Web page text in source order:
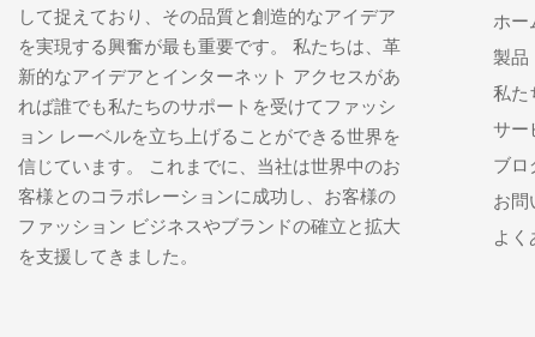
して捉えており、その品質と創造的なアイデア
を実現する興奮が最も重要です。 私たちは、革
新的なアイデアとインターネット アクセスがあ
れば誰でも私たちのサポートを受けてファッシ
ョン レーベルを立ち上げることができる世界を
信じています。 これまでに、当社は世界中のお
客様とのコラボレーションに成功し、お客様の
ファッション ビジネスやブランドの確立と拡大
を支援してきました。
ホー
製品
私た
サー
ブロ
お問
よく